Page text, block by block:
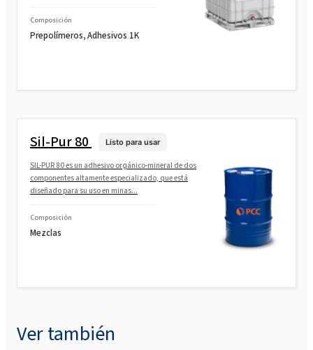
Composición
Prepolímeros, Adhesivos 1K
Sil-Pur 80 Listo para usar
SIL-PUR 80 es un adhesivo orgánico-mineral de dos
componentes altamente especializado, que está
diseñado para su uso en minas...
Composición
Mezclas
Ver también